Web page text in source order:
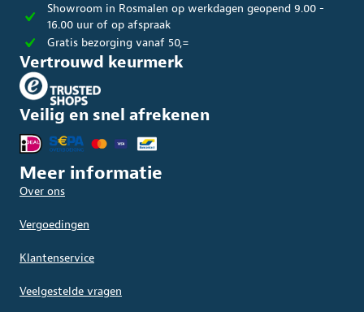
Showroom in Rosmalen op werkdagen geopend 9.00 -
16.00 uur of op afspraak
Gratis bezorging vanaf 50,=
Vertrouwd keurmerk
Veilig en snel afrekenen
Meer informatie
Over ons
Vergoedingen
Klantenservice
Veelgestelde vragen